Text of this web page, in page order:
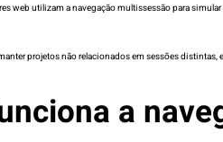
web utilizam a navegação multissessão para
projetos não relacionados em sessões
a